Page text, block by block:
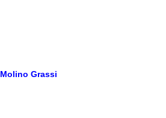
Molino Grassi